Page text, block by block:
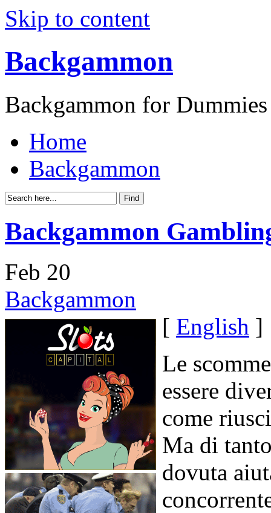
Skip to content
Backgammon
Backgammon for Dummies
Home
Backgammon
Backgammon
Feb 20
Backgammon
[ English ]
Le
essere
come
Ma di
dovuta